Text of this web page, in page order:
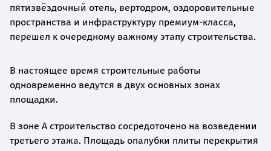
пятизвёздочный отель, вертодром, оздоровительные
пространства и инфраструктуру премиум-класса,
перешел к очередному важному этапу строительства.
В настоящее время строительные работы
одновременно ведутся в двух основных зонах
площадки.
В зоне A строительство сосредоточено на возведении
третьего этажа. Площадь опалубки плиты перекрытия